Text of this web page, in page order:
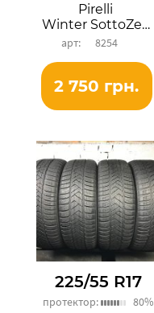
Pirelli
Winter SottoZero 3
8254
2 750 грн.
225/55 R17
протектор: 80%